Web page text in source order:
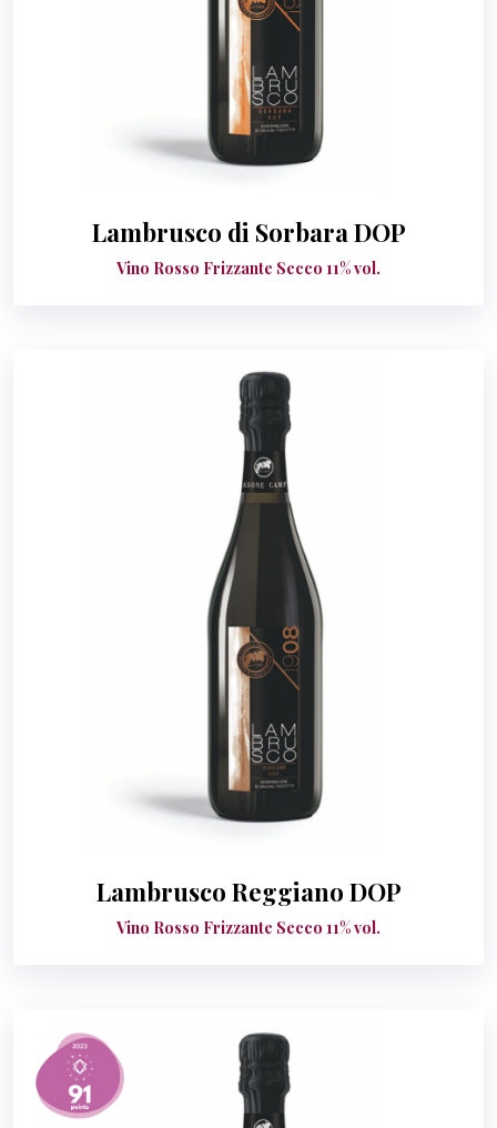
Lambrusco di Sorbara DOP
Vino Rosso Frizzante Secco 11% vol.
Lambrusco Reggiano DOP
Vino Rosso Frizzante Secco 11% vol.